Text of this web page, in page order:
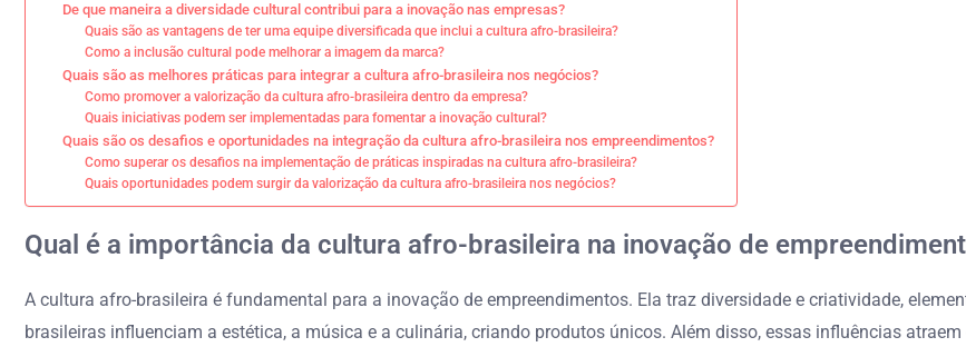
De que maneira a diversidade cultural contribui para a inovação nas empresas?
Quais são as vantagens de ter uma equipe diversificada que inclui a cultura afro-brasileira?
Como a inclusão cultural pode melhorar a imagem da marca?
Quais são as melhores práticas para integrar a cultura afro-brasileira nos negócios?
Como promover a valorização da cultura afro-brasileira dentro da empresa?
Quais iniciativas podem ser implementadas para fomentar a inovação cultural?
Quais são os desafios e oportunidades na integração da cultura afro-brasileira nos empreendimentos?
Como superar os desafios na implementação de práticas inspiradas na cultura afro-brasileira?
Quais oportunidades podem surgir da valorização da cultura afro-brasileira nos negócios?
Qual é a importância da cultura afro-brasileira na inovação de
A cultura afro-brasileira é fundamental para a inovação de empreendimentos. Ela traz diversidade e criatividade,
brasileiras influenciam a estética, a música e a culinária, criando produtos únicos. Além disso, essas influências